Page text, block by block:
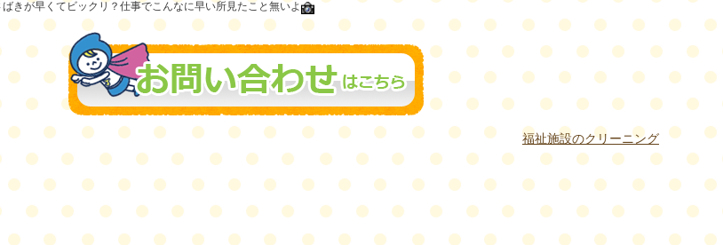
きが早くてビックリ？仕事でこんなに早い所見たこと無いよ
福祉施設のクリーニング